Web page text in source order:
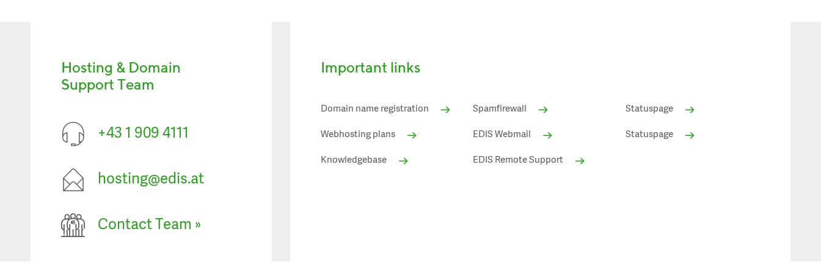
Hosting & Domain
Support Team
+43 1 909 4111
hosting@edis.at
Contact Team »
Important links
Domain name registration
Webhosting plans
Knowledgebase
Spamfirewall
EDIS Webmail
EDIS Remote Support
Statuspage
Statuspage